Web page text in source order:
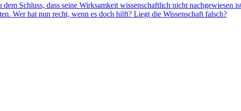
Schluss, dass seine Wirksamkeit wissenschaftlich nicht nachgewiesen
Wer hat nun recht, wenn es doch hilft? Liegt die Wissenschaft falsch?